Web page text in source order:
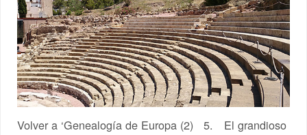
Volver a ‘Genealogía de Europa (2) 5. El grandioso